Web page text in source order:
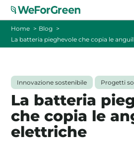
TARIFFE
FOTOVOLTAICO A DISTANZA
FAQ
Home
Blog
La batteria pieghevole che copia le
Innovazione sostenibile Progetti
La batteria
che copia le
elettriche